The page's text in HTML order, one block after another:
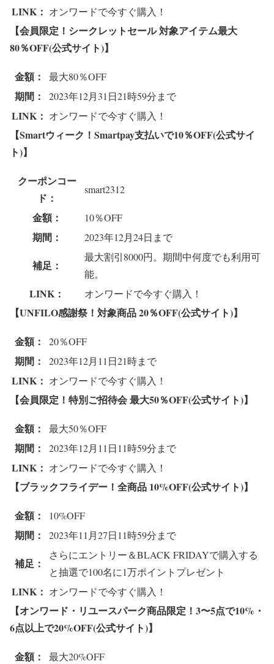
LINK： オンワードで今すぐ購入！
【会員限定！シークレットセール 対象アイテム最大
80％OFF(公式サイト)】
金額： 最大80％OFF
期間： 2023年12月31日21時59分まで
LINK： オンワードで今すぐ購入！
【Smartウィーク！Smartpay支払いで10％OFF(公式サイ
ト)】
クーポンコー
ド：
smart2312
金額： 10％OFF
期間： 2023年12月24日まで
補足：
最大割引8000円。期間中何度でも利用可
能。
LINK： オンワードで今すぐ購入！
【UNFILO感謝祭！対象商品 20％OFF(公式サイト)】
金額： 20％OFF
期間： 2023年12月11日21時まで
LINK： オンワードで今すぐ購入！
【会員限定！特別ご招待会 最大50％OFF(公式サイト)】
金額： 最大50％OFF
期間： 2023年12月11日11時59分まで
LINK： オンワードで今すぐ購入！
【ブラックフライデー！全商品 10%OFF(公式サイト)】
金額： 10%OFF
期間： 2023年11月27日11時59分まで
補足：
さらにエントリー＆BLACK FRIDAYで購入する
と抽選で100名に1万ポイントプレゼント
LINK： オンワードで今すぐ購入！
【オンワード・リユースパーク商品限定！3〜5点で10%・
6点以上で20%OFF(公式サイト)】
金額： 最大20%OFF